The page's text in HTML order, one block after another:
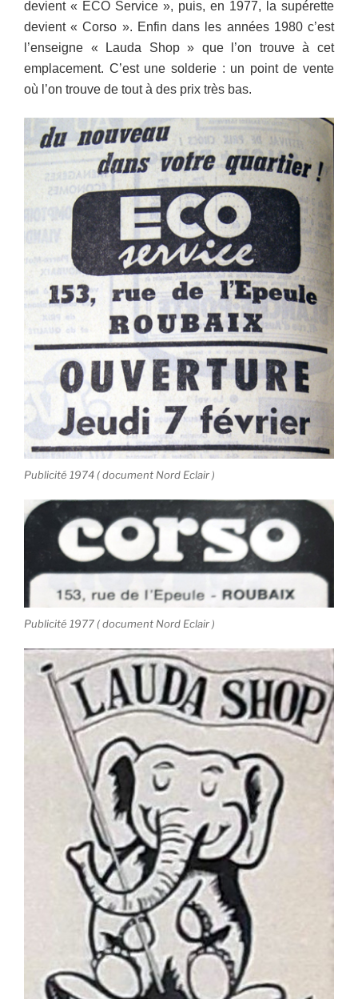
devient « ECO Service », puis, en 1977, la supérette
devient « Corso ». Enfin dans les années 1980 c’est
l’enseigne « Lauda Shop » que l’on trouve à cet
emplacement. C’est une solderie : un point de vente
où l’on trouve de tout à des prix très bas.
Publicité 1974 ( document Nord Eclair )
Publicité 1977 ( document Nord Eclair )